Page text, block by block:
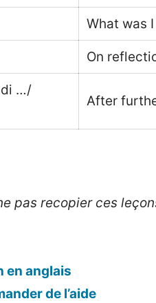
What was
On
…/
After
pas recopier ces
en anglais
de l’aide